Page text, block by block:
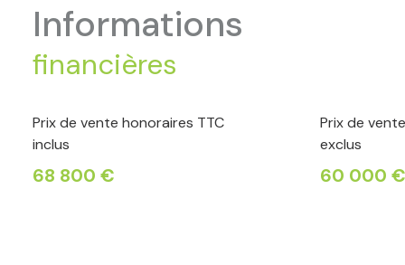
informations
financières
Prix de vente honoraires TTC
inclus
68 800 €
Prix de
exclus
60 000 €